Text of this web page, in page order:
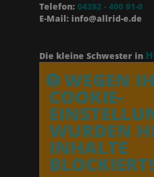
Telefon: 04392 - 400 91-0
E-Mail: info@allrid-e.de
Die kleine Schwester in
WEGEN
COOKIE-
WURDEN
INHALTE
BLOCKIERT!